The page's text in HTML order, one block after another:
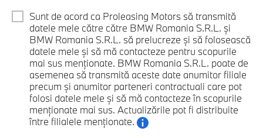
Sunt de acord ca Proleasing Motors să transmită
datele mele către către BMW Romania S.R.L. și
BMW Romania S.R.L. să prelucreze și să folosească
datele mele și să mă contacteze pentru scopurile
mai sus menționate. BMW Romania S.R.L. poate de
asemenea să transmită aceste date anumitor filiale
precum și anumitor parteneri contractuali care pot
folosi datele mele și să mă contacteze în scopurile
menționate mai sus. Actualizările pot fi distribuite
între filialele menționate.